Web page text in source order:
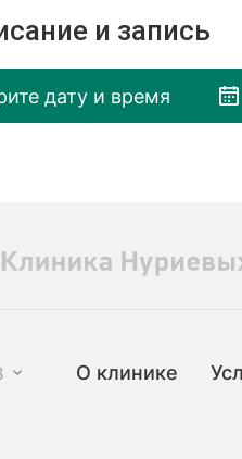
и запись
дату и время
О клинике